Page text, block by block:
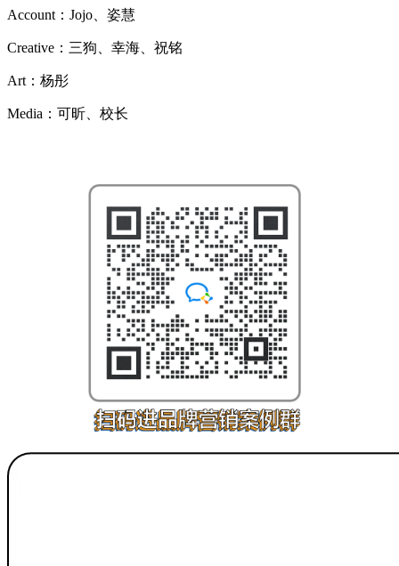
Account：Jojo、姿慧
Creative：三狗、幸海、祝铭
Art：杨彤
Media：可昕、校长